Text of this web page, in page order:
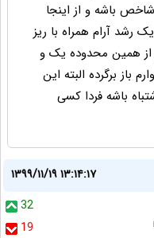
باشه و از اینجا
رشد آرام همراه با ریز
از همین محدوده یک و
باز برگرده البته این
باشه فردا کسی
۱۳۹۹/۱۱/۱۹ ۱۳:۱۴:۱۷
32
19